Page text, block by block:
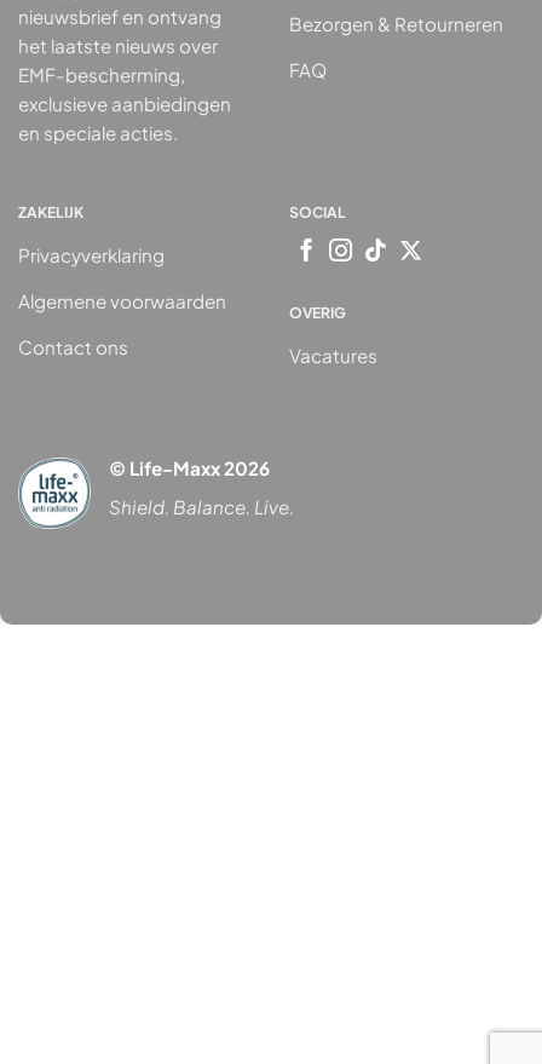
nieuwsbrief en ontvang
het laatste nieuws over
EMF-bescherming,
exclusieve aanbiedingen
en speciale acties.
Bezorgen & Retourneren
FAQ
ZAKELIJK
Privacyverklaring
Algemene voorwaarden
Contact ons
SOCIAL
OVERIG
Vacatures
© Life-Maxx 2026
Shield. Balance. Live.